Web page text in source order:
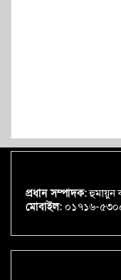
প্রধান সম্পাদক:হুমায়ুন
মোবাইল: ০১৭১৬-